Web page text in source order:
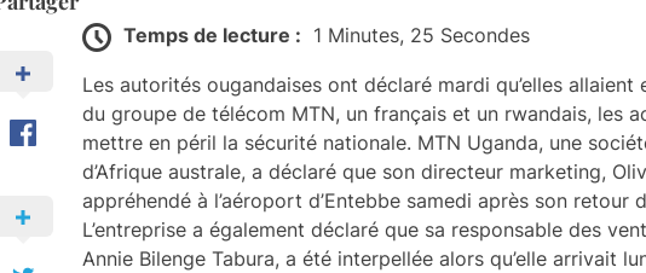
Temps de lecture : 1 Minutes, 25 Secondes
Les autorités ougandaises ont déclaré mardi qu’elles
du groupe de télécom MTN, un français et un rwandais, les
mettre en péril la sécurité nationale. MTN Uganda, une
d’Afrique australe, a déclaré que son directeur marketing,
appréhendé à l’aéroport d’Entebbe samedi après son retour
L’entreprise a également déclaré que sa responsable des
Annie Bilenge Tabura, a été interpellée alors qu’elle arrivait